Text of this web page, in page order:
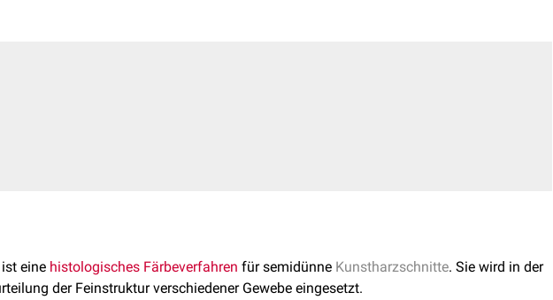
ist eine histologisches Färbeverfahren für semidünne Kunstharzschnitte. Sie wird in der
der Feinstruktur verschiedener Gewebe eingesetzt.